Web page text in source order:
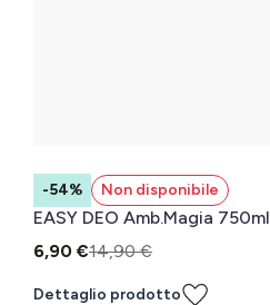
-54% Non disponibile
EASY DEO Amb.Magia 750ml
6,90 €14,90 €
Dettaglio prodotto